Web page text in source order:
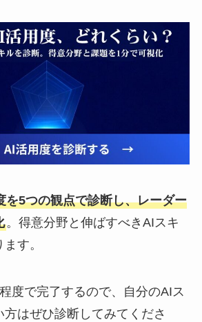
を5つの観点で診断し、レーダー
。得意分野と伸ばすべきAIスキ
す。
度で完了するので、自分のAIス
はぜひ診断してみてくださ